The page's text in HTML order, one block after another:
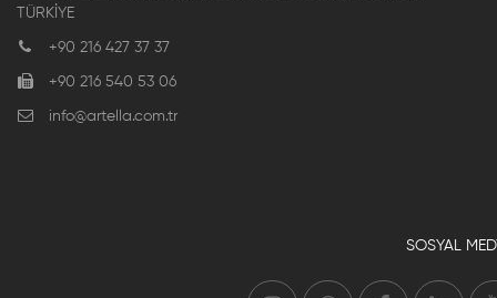
TÜRKİYE
+90 216 427 37 37
+90 216 540 53 06
info@artella.com.tr
SOSYAL